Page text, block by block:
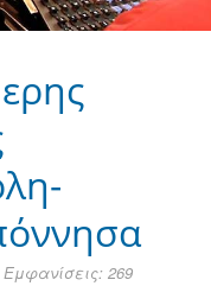
Εμφανίσεις: 269